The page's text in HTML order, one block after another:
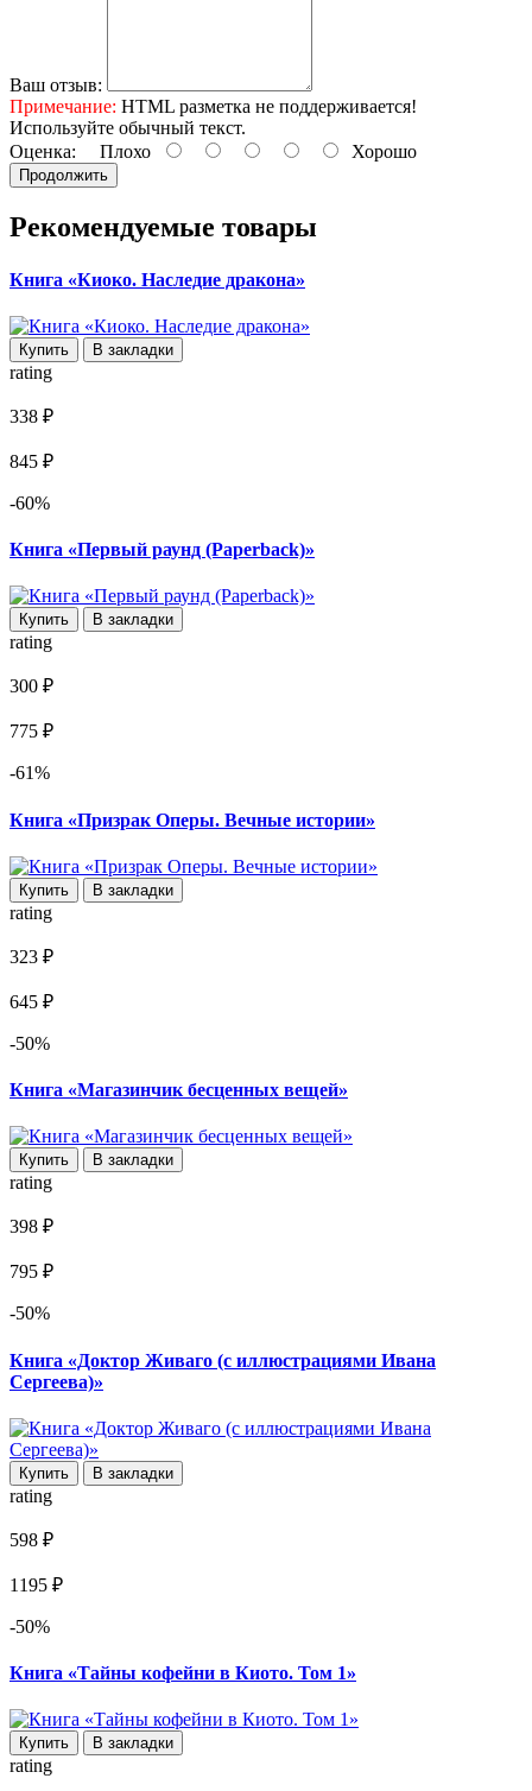
Ваш отзыв:
Примечание: HTML разметка не поддерживается!
Используйте обычный текст.
Оценка: Плохо Хорошо
Продолжить
Рекомендуемые товары
Книга «Киоко. Наследие дракона»
Купить В закладки
rating
338 ₽
845 ₽
-60%
Книга «Первый раунд (Paperback)»
Купить В закладки
rating
300 ₽
775 ₽
-61%
Книга «Призрак Оперы. Вечные истории»
Купить В закладки
rating
323 ₽
645 ₽
-50%
Книга «Магазинчик бесценных вещей»
Купить В закладки
rating
398 ₽
795 ₽
-50%
Книга «Доктор Живаго (с иллюстрациями Ивана
Сергеева)»
Купить В закладки
rating
598 ₽
1195 ₽
-50%
Книга «Тайны кофейни в Киото. Том 1»
Купить В закладки
rating